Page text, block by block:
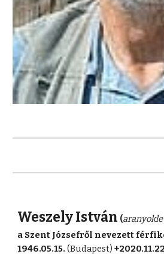
Weszely István (
a Szent Józsefről nevezett
1946.05.15.(Budapest)